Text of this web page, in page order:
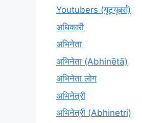
Youtubers (यूट्यूबर्स)
अधिकारी
अभिनेता
अभिनेता (Abhinētā)
अभिनेता लोग
अभिनेत्री
अभिनेत्री (Abhinetri)